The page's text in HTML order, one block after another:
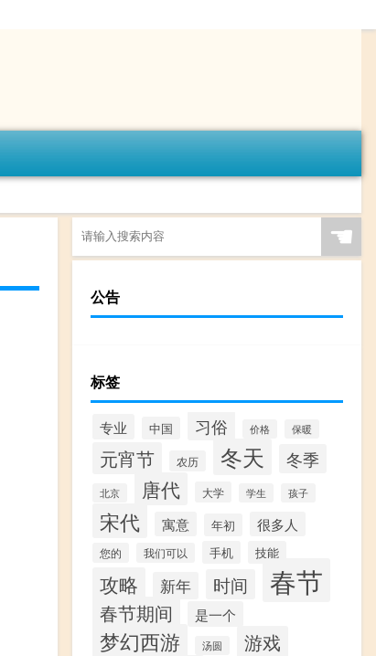
☚
公告
标签
专业 中国 习俗 价格 保暖
元宵节 农历 冬天 冬季
北京 唐代 大学 学生 孩子
宋代 寓意 年初 很多人
您的 我们可以 手机 技能
攻略 新年 时间 春节
春节期间 是一个
梦幻西游 汤圆 游戏